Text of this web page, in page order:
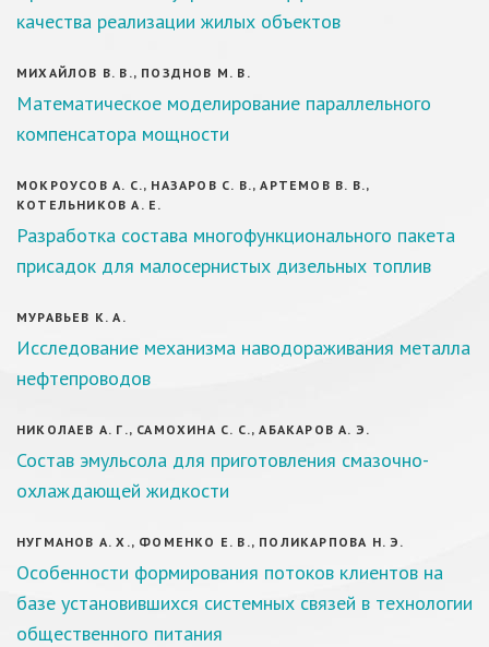
качества реализации жилых объектов
МИХАЙЛОВ В. В., ПОЗДНОВ М. В.
Математическое моделирование параллельного
компенсатора мощности
МОКРОУСОВ А. С., НАЗАРОВ С. В., АРТЕМОВ В. В.,
КОТЕЛЬНИКОВ А. Е.
Разработка состава многофункционального пакета
присадок для малосернистых дизельных топлив
МУРАВЬЕВ К. А.
Исследование механизма наводораживания металла
нефтепроводов
НИКОЛАЕВ А. Г., САМОХИНА С. С., АБАКАРОВ А. Э.
Состав эмульсола для приготовления смазочно-
охлаждающей жидкости
НУГМАНОВ А. Х., ФОМЕНКО Е. В., ПОЛИКАРПОВА Н. Э.
Особенности формирования потоков клиентов на
базе установившихся системных связей в технологии
общественного питания